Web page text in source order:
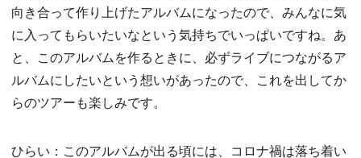
向き合って作り上げたアルバムになったので、みんなに気
に入ってもらいたいなという気持ちでいっぱいですね。あ
と、このアルバムを作るときに、必ずライブにつながるア
ルバムにしたいという想いがあったので、これを出してか
らのツアーも楽しみです。
ひらい：このアルバムが出る頃には、コロナ禍は落ち着い